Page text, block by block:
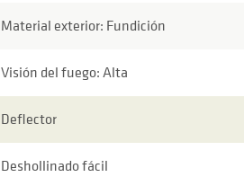
Material exterior: Fundición
Visión del fuego: Alta
Deflector
Deshollinado fácil